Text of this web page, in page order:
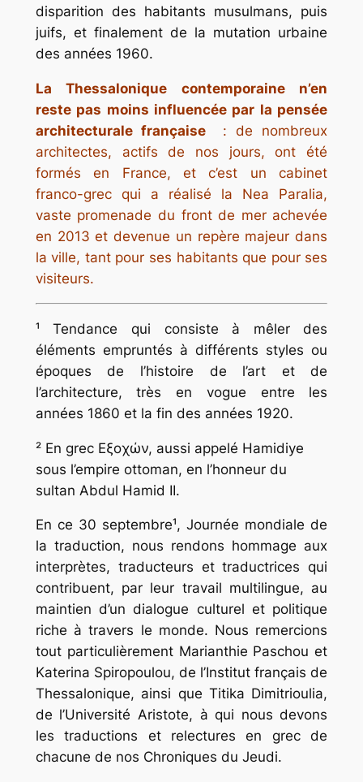
disparition des habitants musulmans, puis
juifs, et finalement de la mutation urbaine
des années 1960.
La Thessalonique contemporaine n’en
reste pas moins influencée par la pensée
architecturale française
: de nombreux
architectes, actifs de nos jours, ont été
formés en France, et c’est un cabinet
franco-grec qui a réalisé la Nea Paralia,
vaste promenade du front de mer achevée
en 2013 et devenue un repère majeur dans
la ville, tant pour ses habitants que pour ses
visiteurs.
¹Tendance qui consiste à mêler des
éléments empruntés à différents styles ou
époques de l’histoire de l’art et de
l’architecture, très en vogue entre les
années 1860 et la fin des années 1920.
² En grec Εξοχών, aussi appelé Hamidiye
sous l’empire ottoman, en l’honneur du
sultan Abdul Hamid II.
En ce 30 septembre¹, Journée mondiale de
la traduction, nous rendons hommage aux
interprètes, traducteurs et traductrices qui
contribuent, par leur travail multilingue, au
maintien d’un dialogue culturel et politique
riche à travers le monde. Nous remercions
tout particulièrement Marianthie Paschou et
Katerina Spiropoulou, de l’Institut français de
Thessalonique, ainsi que Titika Dimitrioulia,
de l’Université Aristote, à qui nous devons
les traductions et relectures en grec de
chacune de nos Chroniques du Jeudi.